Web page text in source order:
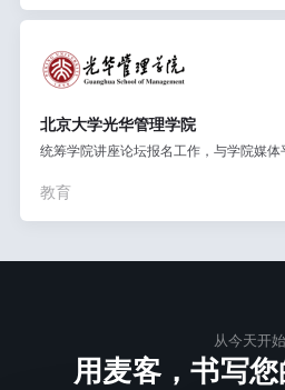
北京大学光华管理学院
统筹学院讲座论坛报名工作，与学院媒体
教育
从今天开始
用麦客，书写